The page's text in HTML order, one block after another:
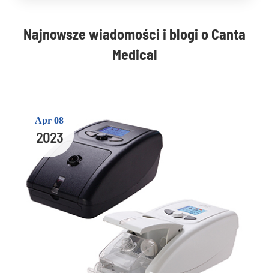
Najnowsze wiadomości i blogi o Canta
Medical
Apr 08
2023